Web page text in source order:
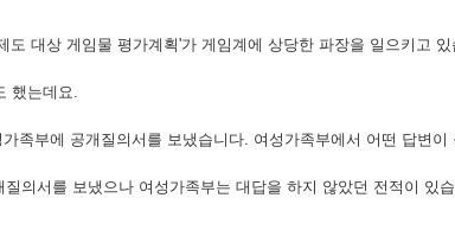
대상 게임물 평가계획'가 게임계에 상당한 파장을 일으키고 있
했는데요.
족부에 공개질의서를 보냈습니다. 여성가족부에서 어떤 답변이
의서를 보냈으나 여성가족부는 대답을 하지 않았던 전적이 있